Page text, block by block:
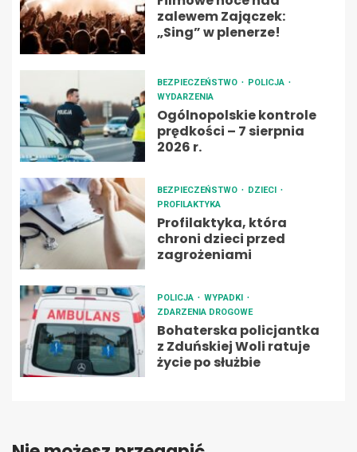
zalewem Zajączek:
„Sing” w plenerze!
BEZPIECZEŃSTWO
POLICJA
WYDARZENIA
Ogólnopolskie kontrole
prędkości – 7 sierpnia
2026 r.
BEZPIECZEŃSTWO
DZIECI
PROFILAKTYKA
Profilaktyka, która
chroni dzieci przed
zagrożeniami
POLICJA
WYPADKI
ZDARZENIA DROGOWE
Bohaterska policjantka
z Zduńskiej Woli ratuje
życie po służbie